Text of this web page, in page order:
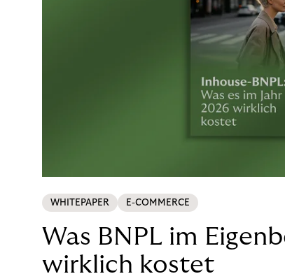
WHITEPAPER E-COMMERCE
Was BNPL im
wirklich kostet